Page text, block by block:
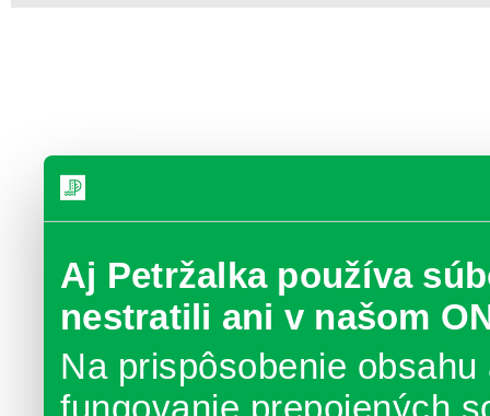
Aj Petržalka používa
nestratili ani v našom
Na prispôsobenie